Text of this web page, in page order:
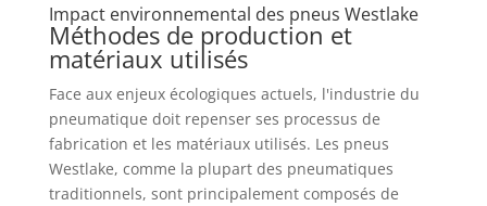
Impact environnemental des pneus Westlake
Méthodes de production et
matériaux utilisés
Face aux enjeux écologiques actuels, l'industrie du
pneumatique doit repenser ses processus de
fabrication et les matériaux utilisés. Les pneus
Westlake, comme la plupart des pneumatiques
traditionnels, sont principalement composés de